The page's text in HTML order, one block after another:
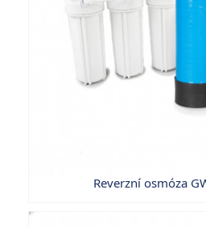
Reverzní osmóza